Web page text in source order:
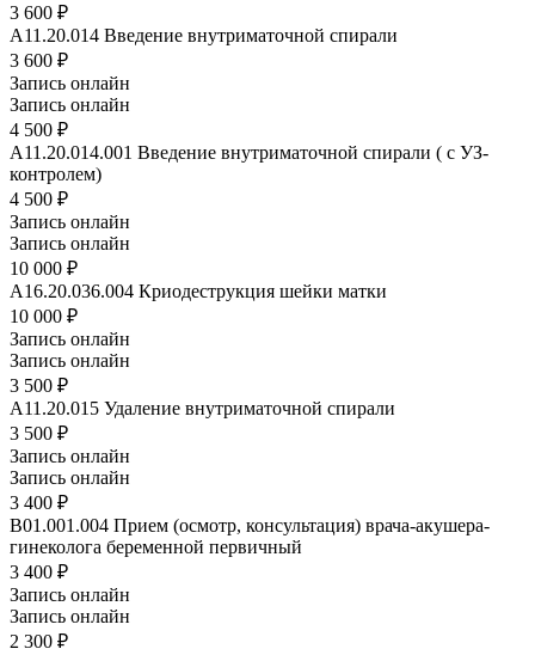
3 600 ₽
A11.20.014 Введение внутриматочной спирали
3 600 ₽
Запись онлайн
Запись онлайн
4 500 ₽
A11.20.014.001 Введение внутриматочной спирали ( с УЗ-
контролем)
4 500 ₽
Запись онлайн
Запись онлайн
10 000 ₽
A16.20.036.004 Криодеструкция шейки матки
10 000 ₽
Запись онлайн
Запись онлайн
3 500 ₽
A11.20.015 Удаление внутриматочной спирали
3 500 ₽
Запись онлайн
Запись онлайн
3 400 ₽
B01.001.004 Прием (осмотр, консультация) врача-акушера-
гинеколога беременной первичный
3 400 ₽
Запись онлайн
Запись онлайн
2 300 ₽